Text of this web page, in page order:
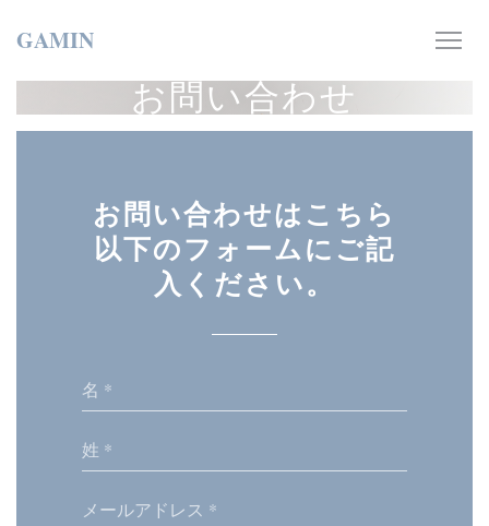
GAMIN
お問い合わせ
お問い合わせはこちら
以下のフォームにご記
入ください。